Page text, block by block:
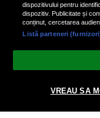
dispozitivului pentru
dispozitiv. Publicitate și
conținut, cercetarea
Listă parteneri
VREAU SA